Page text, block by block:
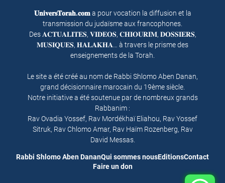
𝐔𝐧𝐢𝐯𝐞𝐫𝐬𝐓𝐨𝐫𝐚𝐡.𝐜𝐨𝐦a pour vocation la diffusion et la
transmission du judaïsme aux francophones.
Des 𝐀𝐂𝐓𝐔𝐀𝐋𝐈𝐓𝐄𝐒, 𝐕𝐈𝐃𝐄𝐎𝐒, 𝐂𝐇𝐈𝐎𝐔𝐑𝐈𝐌, 𝐃𝐎𝐒𝐒𝐈𝐄𝐑𝐒,
𝐌𝐔𝐒𝐈𝐐𝐔𝐄𝐒, 𝐇𝐀𝐋𝐀𝐊𝐇𝐀… à travers le prisme des
enseignements de la Torah.
Le site a été créé au nom de Rabbi Shlomo Aben Danan,
grand décisionnaire marocain du 19ème siècle.
Notre initiative a été soutenue par de nombreux grands
Rabbanim :
Rav Ovadia Yossef, Rav Mordékhaï Eliahou, Rav Yossef
Sitruk, Rav Chlomo Amar, Rav Haïm Rozenberg, Rav
David Messas.
Rabbi Shlomo Aben DananQui sommes nousEditionsContact
Faire un don